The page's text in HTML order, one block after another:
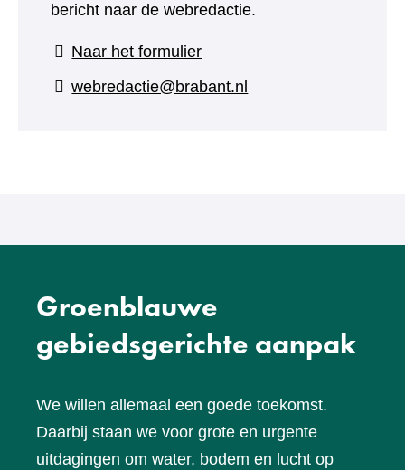
bericht naar de webredactie.
Naar het formulier(verwijst
naar
webredactie@brabant.nl
Groenblauwe
gebiedsgerichte aanpak
We willen allemaal een goede toekomst.
Daarbij staan we voor grote en urgente
uitdagingen om water, bodem en lucht op